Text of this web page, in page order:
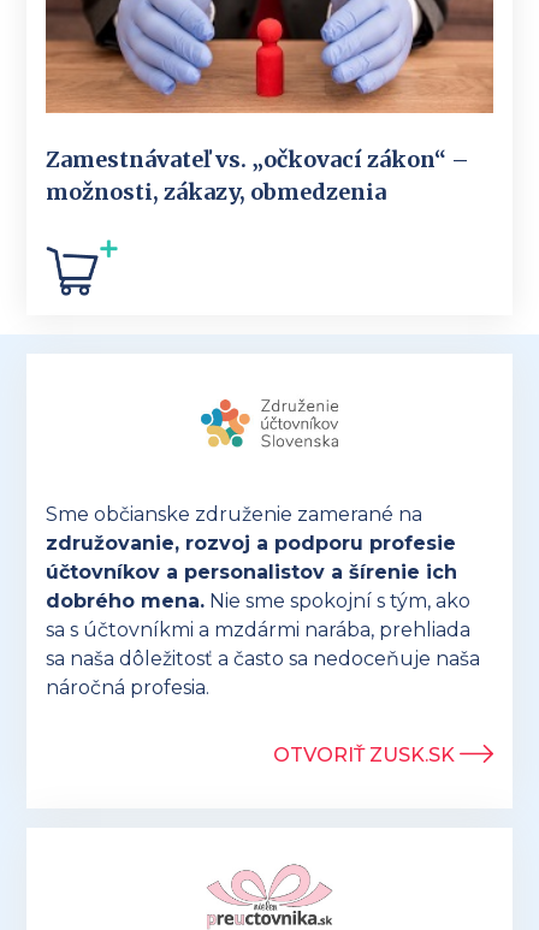
Zamestnávateľ vs. „očkovací zákon“ –
možnosti, zákazy, obmedzenia
Sme občianske združenie zamerané na
združovanie, rozvoj a podporu profesie
účtovníkov a personalistov a šírenie ich
dobrého mena. Nie sme spokojní s tým, ako
sa s účtovníkmi a mzdármi narába, prehliada
sa naša dôležitosť a často sa nedoceňuje naša
náročná profesia.
OTVORIŤ ZUSK.SK